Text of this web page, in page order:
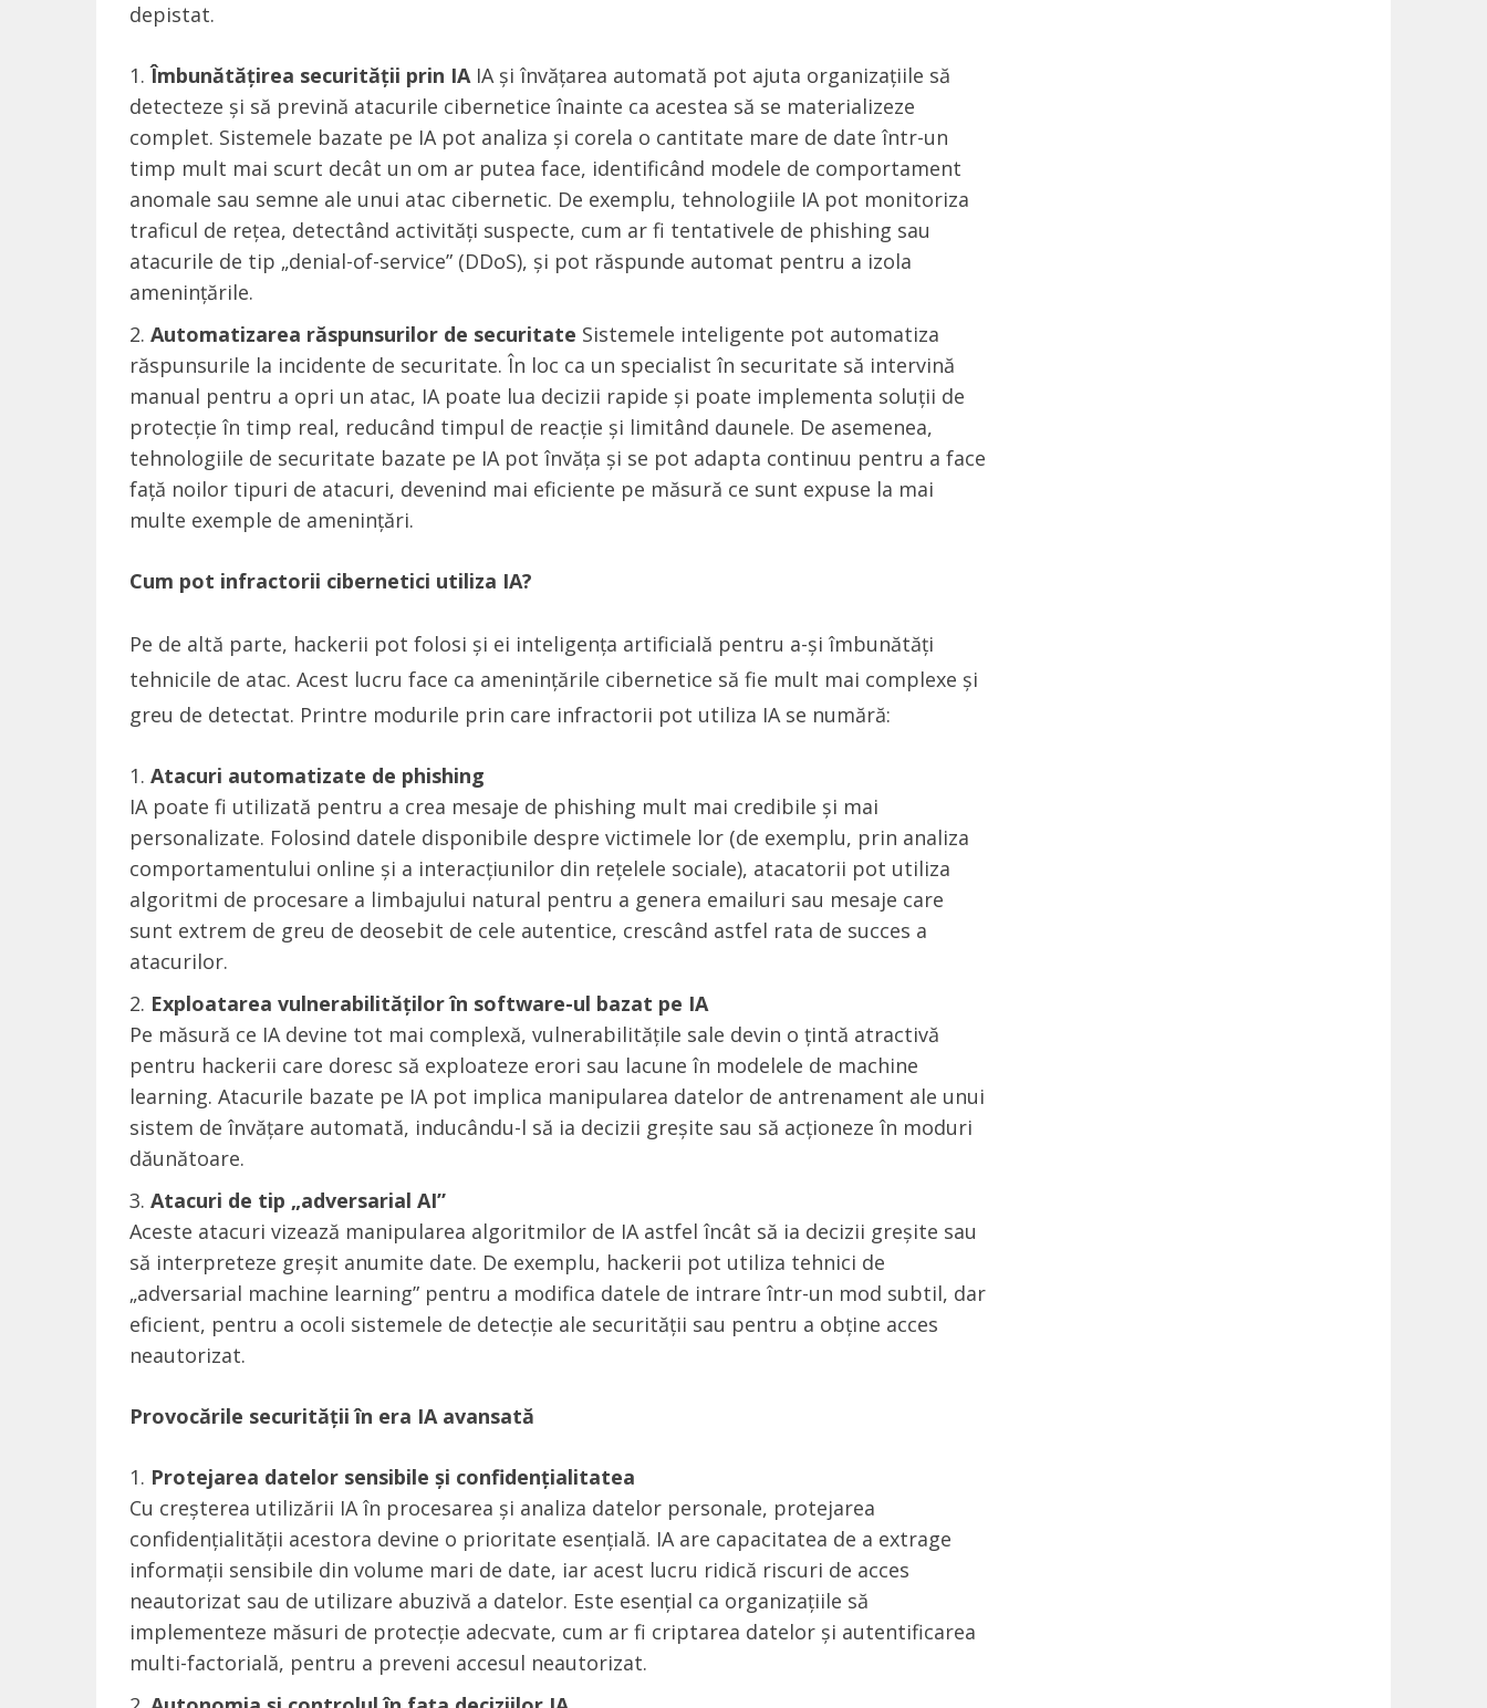
depistat.
Îmbunătățirea securității prin IAIA și învățarea automată pot ajuta organizațiile să
detecteze și să prevină atacurile cibernetice înainte ca acestea să se materializeze
complet. Sistemele bazate pe IA pot analiza și corela o cantitate mare de date într-un
timp mult mai scurt decât un om ar putea face, identificând modele de comportament
anomale sau semne ale unui atac cibernetic. De exemplu, tehnologiile IA pot monitoriza
traficul de rețea, detectând activități suspecte, cum ar fi tentativele de phishing sau
atacurile de tip „denial-of-service” (DDoS), și pot răspunde automat pentru a izola
amenințările.
Automatizarea răspunsurilor de securitate Sistemele inteligente pot automatiza
răspunsurile la incidente de securitate. În loc ca un specialist în securitate să intervină
manual pentru a opri un atac, IA poate lua decizii rapide și poate implementa soluții de
protecție în timp real, reducând timpul de reacție și limitând daunele. De asemenea,
tehnologiile de securitate bazate pe IA pot învăța și se pot adapta continuu pentru a face
față noilor tipuri de atacuri, devenind mai eficiente pe măsură ce sunt expuse la mai
multe exemple de amenințări.
Cum pot infractorii cibernetici utiliza IA?
Pe de altă parte, hackerii pot folosi și ei inteligența artificială pentru a-și îmbunătăți
tehnicile de atac. Acest lucru face ca amenințările cibernetice să fie mult mai complexe și
greu de detectat. Printre modurile prin care infractorii pot utiliza IA se numără:
Atacuri automatizate de phishing
IA poate fi utilizată pentru a crea mesaje de phishing mult mai credibile și mai
personalizate. Folosind datele disponibile despre victimele lor (de exemplu, prin analiza
comportamentului online și a interacțiunilor din rețelele sociale), atacatorii pot utiliza
algoritmi de procesare a limbajului natural pentru a genera emailuri sau mesaje care
sunt extrem de greu de deosebit de cele autentice, crescând astfel rata de succes a
atacurilor.
Exploatarea vulnerabilităților în software-ul bazat pe IA
Pe măsură ce IA devine tot mai complexă, vulnerabilitățile sale devin o țintă atractivă
pentru hackerii care doresc să exploateze erori sau lacune în modelele de machine
learning. Atacurile bazate pe IA pot implica manipularea datelor de antrenament ale unui
sistem de învățare automată, inducându-l să ia decizii greșite sau să acționeze în moduri
dăunătoare.
Atacuri de tip „adversarial AI”
Aceste atacuri vizează manipularea algoritmilor de IA astfel încât să ia decizii greșite sau
să interpreteze greșit anumite date. De exemplu, hackerii pot utiliza tehnici de
„adversarial machine learning” pentru a modifica datele de intrare într-un mod subtil, dar
eficient, pentru a ocoli sistemele de detecție ale securității sau pentru a obține acces
neautorizat.
Provocările securității în era IA avansată
Protejarea datelor sensibile și confidențialitatea
Cu creșterea utilizării IA în procesarea și analiza datelor personale, protejarea
confidențialității acestora devine o prioritate esențială. IA are capacitatea de a extrage
informații sensibile din volume mari de date, iar acest lucru ridică riscuri de acces
neautorizat sau de utilizare abuzivă a datelor. Este esențial ca organizațiile să
implementeze măsuri de protecție adecvate, cum ar fi criptarea datelor și autentificarea
multi-factorială, pentru a preveni accesul neautorizat.